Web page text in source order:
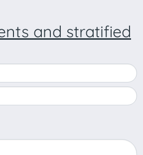
and stratified